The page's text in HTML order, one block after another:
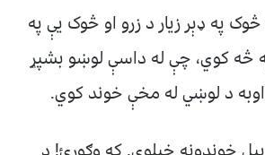
په ډېر زیار د زرو او څوک یې په
څه کوي، چې له داسې لوښو بشپړ
اوبه د لوښي له مخې خوند کوي.